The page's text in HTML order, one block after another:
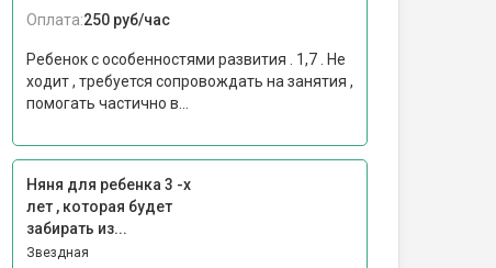
Оплата:250 руб/час
Ребенок с особенностями развития . 1,7 . Не
ходит , требуется сопровождать на занятия ,
помогать частично в...
Няня для ребенка 3 -х
лет , которая будет
забирать из...
Звездная